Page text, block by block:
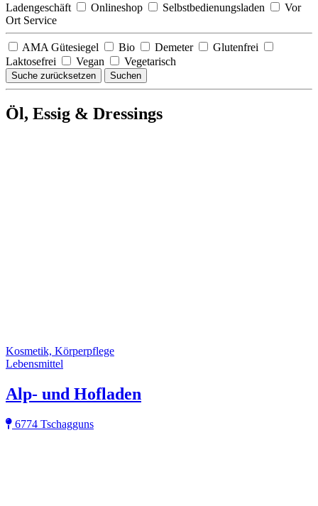
Ladengeschäft
Onlineshop Selbstbedienungsladen
Vor
Ort Service
AMA Gütesiegel Bio Demeter
Glutenfrei
Laktosefrei
Vegan Vegetarisch
Suche zurücksetzen Suchen
Öl, Essig & Dressings
Kosmetik, Körperpflege
Lebensmittel
Alp- und Hofladen
6774 Tschagguns